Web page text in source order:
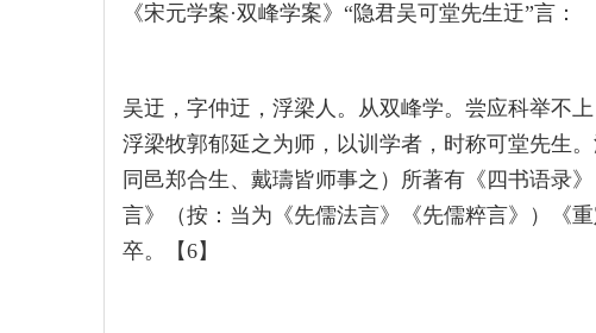
《宋元学案·双峰学案》“隐君吴可堂先生迂”言：
吴迂，字仲迂，浮梁人。从双峰学。尝应科举不
浮梁牧郭郁延之为师，以训学者，时称可堂先生
同邑郑合生、戴璹皆师事之）所著有《四书语录
言》（按：当为《先儒法言》《先儒粹言》）《
卒。【6】